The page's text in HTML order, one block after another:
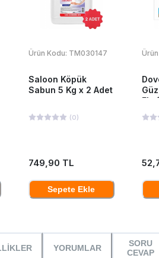
Ürün Kodu: TM030147
Saloon Köpük
Sabun 5 Kg x 2 Adet
(0)
749,90 TL
Sepete Ekle
YORUMLAR
SORU
CEVAP